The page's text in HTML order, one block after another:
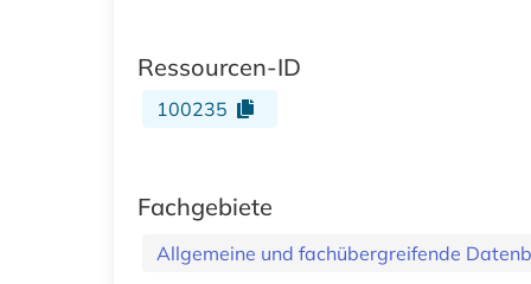
Ressourcen-ID
100235
Fachgebiete
Allgemeine und fachübergreifende